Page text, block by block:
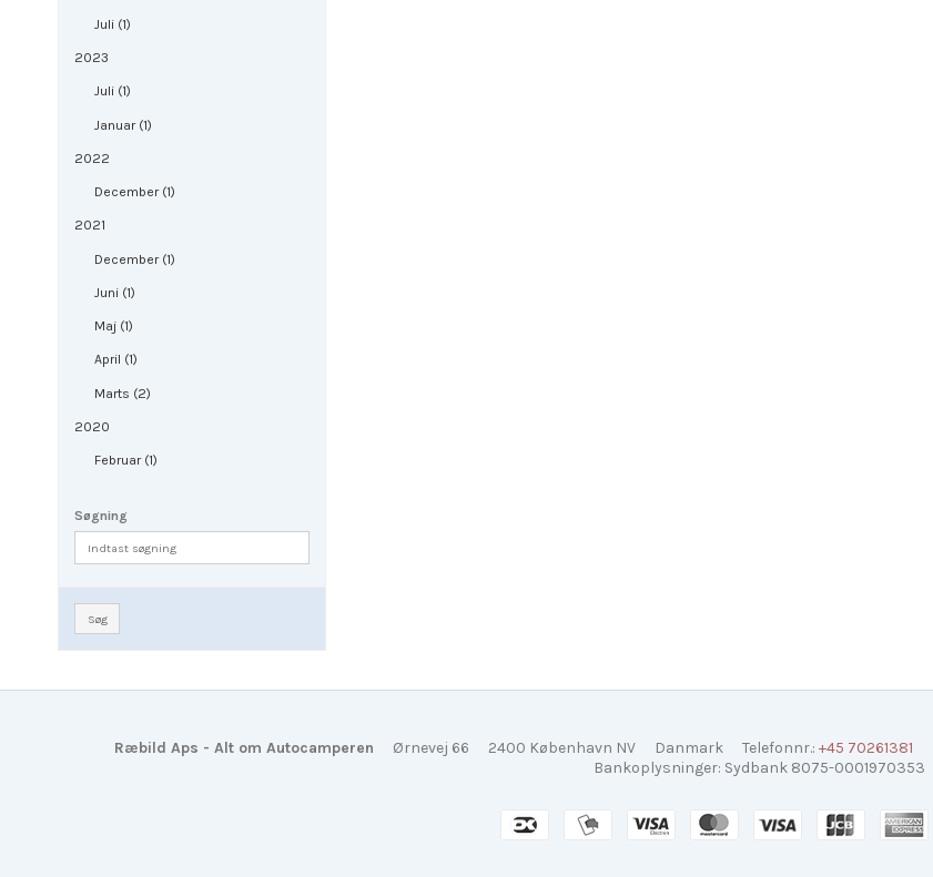
Juli (1)
2023
Juli (1)
Januar (1)
2022
December (1)
2021
December (1)
Juni (1)
Maj (1)
April (1)
Marts (2)
2020
Februar (1)
Søgning
Søg
Ræbild Aps - Alt om Autocamperen Ørnevej 66 2400 København NV Danmark Telefonnr.: +45 70261381
Bankoplysninger: Sydbank 8075-0001970353